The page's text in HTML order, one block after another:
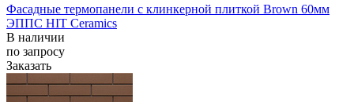
Фасадные термопанели с клинкерной плиткой Brown 60мм
ЭППС HIT Ceramics
В наличии
по запросу
Заказать